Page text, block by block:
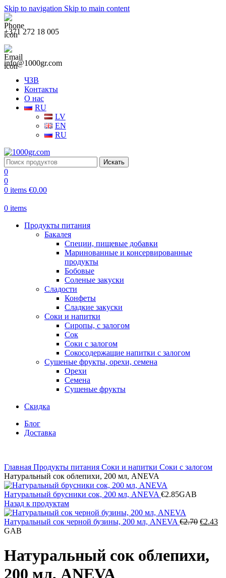
Skip to navigation Skip to main content
+371 272 18 005
info@1000gr.com
ЧЗВ
Контакты
О нас
RU
LV
EN
RU
Искать
0
0
0 items €0.00
0 items
Продукты питания
Бакалея
Специи, пищевые добавки
Маринованные и консервированные
продукты
Бобовые
Соленые закуски
Сладости
Конфеты
Сладкие закуски
Соки и напитки
Сиропы, с залогом
Сок
Соки с залогом
Сокосодержащие напитки с залогом
Сушеные фрукты, орехи, семена
Орехи
Семена
Сушеные фрукты
Скидка
Блог
Доставка
Главная Продукты питания Соки и напитки Соки с залогом
Натуральный сок облепихи, 200 мл, ANEVA
Натуральный брусники сок, 200 мл, ANEVA €2.85GAB
Назад к продуктам
Натуральный сок черной бузины, 200 мл, ANEVA €2.70 €2.43
GAB
Натуральный сок облепихи,
200 мл, ANEVA